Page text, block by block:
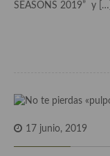
Cocina Eslovena
Cocina Irlanda
SEASONS 2019” y […]
17 junio, 2019